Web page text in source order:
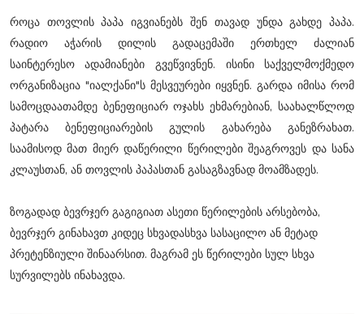
როცა თოვლის პაპა იგვიანებს შენ თავად უნდა გახდე პაპა.
რადიო აჭარის დილის გადაცემაში ერთხელ ძალიან
საინტერესო ადამიანები გვეწვივნენ. ისინი საქველმოქმედო
ორგანიზაცია "იალქანი"ს მესვეურები იყვნენ. გარდა იმისა რომ
სამოცდაათამდე ბენეფიციარ ოჯახს ეხმარებიან, საახალწლოდ
პატარა ბენეფიციარების გულის გახარება განეზრახათ.
საამისოდ მათ მიერ დაწერილი წერილები შეაგროვეს და სანა
კლაუსთან, ან თოვლის პაპასთან გასაგზავნად მოამზადეს.
ზოგადად ბევრჯერ გაგიგიათ ასეთი წერილების არსებობა,
ბევრჯერ გინახავთ კიდეც სხვადასხვა სასაცილო ან მეტად
პრეტენზიული შინაარსით. მაგრამ ეს წერილები სულ სხვა
სურვილებს ინახავდა.